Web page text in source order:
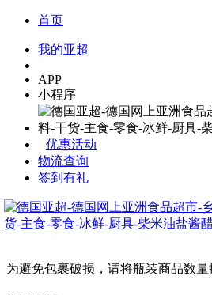
首页
我的亚超
APP
小程序
优惠活动
物流查询
签到有礼
为避免包裹破损，请将瓶装商品数量